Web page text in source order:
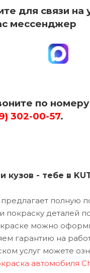
для связи на
мессенджер
по
302-00-57.
кузов - тебе в
полную
покраску деталей
можно
гарантию на
услуг можете
автомобиля